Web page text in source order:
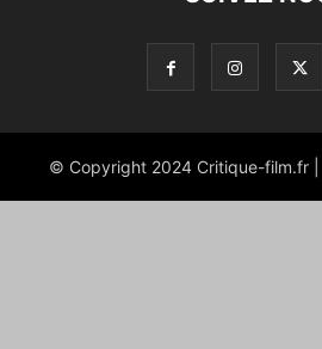
© Copyright 2024 Critique-film.fr |